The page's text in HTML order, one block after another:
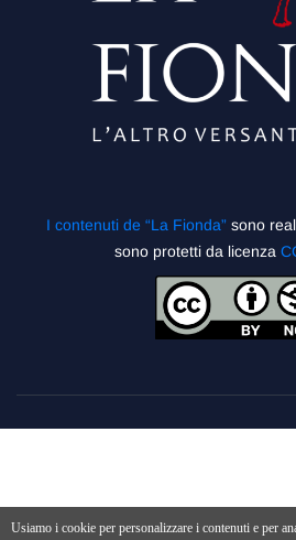
I contenuti de “La Fionda” sono
sono protetti da licenza
Usiamo i cookie per personalizzare i contenuti e per